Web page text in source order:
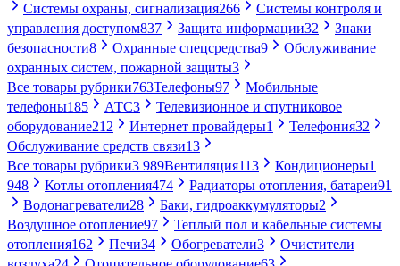
Системы охраны, сигнализация266
Системы контроля и
управления доступом837 Защита информации32
Знаки
безопасности8 Охранные спецсредства9
Обслуживание
охранных систем, пожарной защиты3
Все товары рубрики763Телефоны97
Мобильные
телефоны185 АТС3
Телевизионное и спутниковое
оборудование212 Интернет провайдеры1 Телефония32
Обслуживание средств связи13
Все товары рубрики3 989Вентиляция113 Кондиционеры1
948
Котлы отопления474 Радиаторы отопления, батареи91
Водонагреватели28 Баки, гидроаккумуляторы2
Воздушное отопление97
Теплый пол и кабельные системы
отопления162 Печи34 Обогреватели3
Очистители